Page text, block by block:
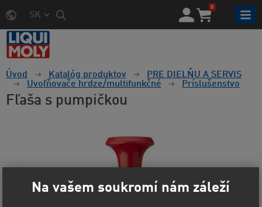
SK
0
Úvod Katalóg produktov
PRE DIELŇU A SERVIS
Uvoľňovače hrdze/multifunkčné
Príslušenstvo
Fľaša s pumpičkou
Na vašem soukromí nám záleží